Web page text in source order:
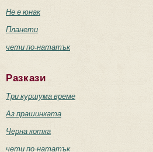
Не е юнак
Планети
чети по-нататък
Разкази
Три куршума време
Аз прашинката
Черна котка
чети по-нататък